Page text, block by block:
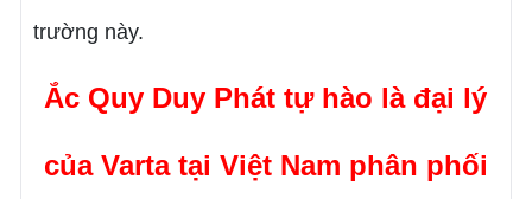
trường này.
Ắc Quy Duy Phát tự hào là đại lý
của Varta tại Việt Nam phân phối